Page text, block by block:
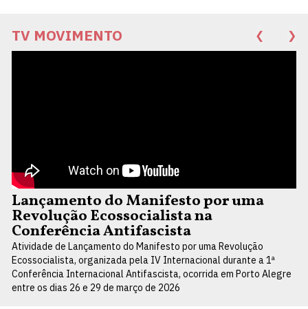
TV MOVIMENTO ❮ ❯
Lançamento do Manifesto por uma
Revolução Ecossocialista na
Conferência Antifascista
Atividade de Lançamento do Manifesto por uma Revolução
Ecossocialista, organizada pela IV Internacional durante a 1ª
Conferência Internacional Antifascista, ocorrida em Porto Alegre
entre os dias 26 e 29 de março de 2026